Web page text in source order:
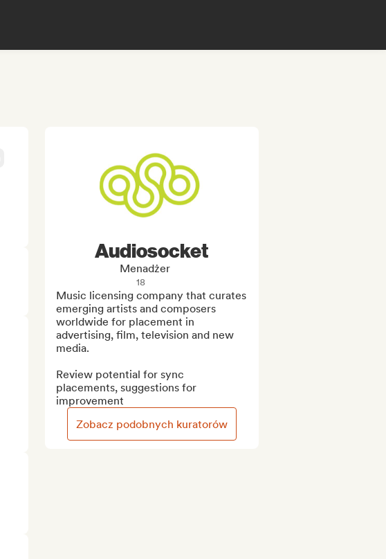
Audiosocket
Menadżer
18
Music licensing company that curates
emerging artists and composers
worldwide for placement in
advertising, film, television and new
media.
Review potential for sync
placements, suggestions for
improvement
Zobacz podobnych kuratorów